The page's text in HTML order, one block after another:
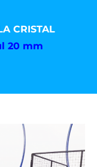
CRISTAL
20 mm